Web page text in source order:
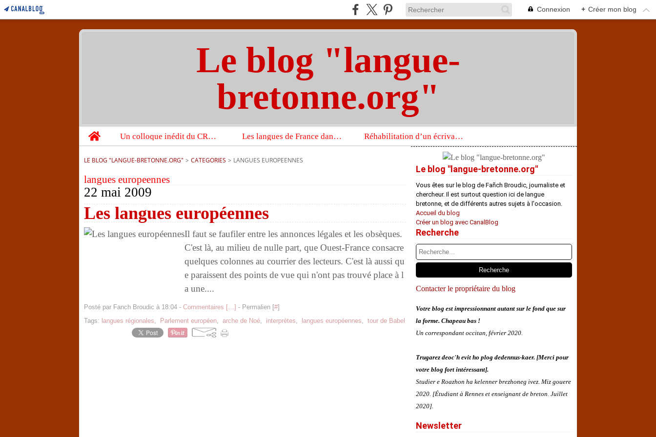
Connexion + Créer mon blog
Le blog "langue-
bretonne.org"
Home
Un colloque inédit du CRBC sur les victimes de l’année 1944 Les langues de France dans un imposant ouvrage sur la langue française que publient les Presses universitaires d’Oxford Réhabilitation d’un écrivain de langue bretonne aujourd’hui mal connu et méconnu
LE BLOG "LANGUE-BRETONNE.ORG" > CATEGORIES > LANGUES EUROPEENNES
langues europeennes
22 mai 2009
Les langues européennes
Il faut se faufiler entre les annonces légales et les obsèques.
C'est là, au milieu de nulle part, que Ouest-France consacre
quelques colonnes au courrier des lecteurs. C'est là aussi qu
e paraissent des points de vue qui n'ont pas trouvé place à l
a une....
Posté par Fanch Broudic à 18:04 - Commentaires […] - Permalien [#]
Tags: langues régionales, Parlement européen, arche de Noé, interprètes, langues européennes, tour de Babel
Le blog "langue-bretonne.org"
Vous êtes sur le blog de Fañch Broudic, journaliste et
chercheur. Il est surtout question ici de langue
bretonne, et de différents autres sujets à l'occasion.
Accueil du blog
Créer un blog avec CanalBlog
Recherche
Contacter le propriétaire du blog
Votre blog est impressionnant autant sur le fond que sur
la forme. Chapeau bas !
Un correspondant occitan, février 2020.
Trugarez deoc'h evit ho plog dedennus-kaer. [Merci pour
votre blog fort intéressant].
Studier e Roazhon ha kelenner brezhoneg ivez. Miz gouere
2020. [Étudiant à Rennes et enseignant de breton. Juillet
2020].
Newsletter